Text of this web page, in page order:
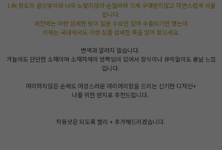
14k 정도의 골드빛이라 너무 노랗지않아 손컬러에 크게 구애받지않고 자연스럽게 어울
립니다.
예전에는 이런 섬세한 링이 일본 수요만 있어 수출되기만 했는데
이제는 국내에서도 이런 심플 섬세한 룩을 많이 찾으세요.
변색과 알러지 없습니다.
가늘어도 단단한 소재이며 소재자체의 반짝임이 있어서 장식이나 큐빅없이도 봄날 느낌
입니다.
여리하지않은 손에도 여성스러운 여리여리함을 드리는 신기한 디자인+
나를 위한 반지로 추천드립니다.
착용샷은 되도록 빨리 + 추가해드리겠습니다.